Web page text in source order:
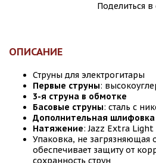
Поделиться в
ОПИСАНИЕ
Струны для электрогитары
Первые струны:
3-я струна в обмотке
Басовые струны: сталь с
Дополнительная шлифовка
Натяжение: Jazz Extra Light
Упаковка, не
обеспечивает защиту от
сохранность струн